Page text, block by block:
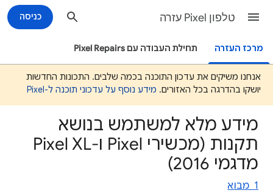
טלפון Pixel עזרה כניסה
מרכז העזרה תחילת העבודה עם Pixel Repairs
אנחנו משיקים את עדכון התוכנה בכמה שלבים. התכונות החדשות
יושקו בהדרגה בכל האזורים. מידע נוסף על עדכוני תוכנה ל-Pixel
מידע מלא למשתמש בנושא
תקנות (מכשירי Pixel ו-Pixel XL
מדגמי 2016)
1 מבוא